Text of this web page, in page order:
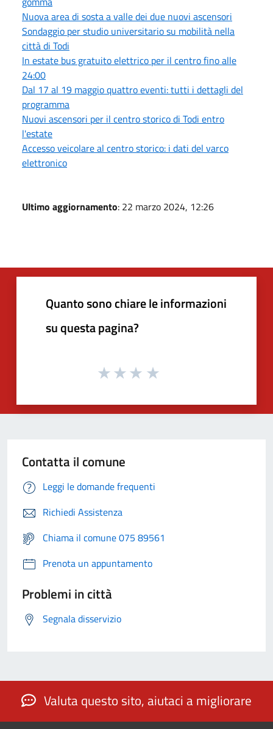
Nuova area di sosta a valle dei due nuovi ascensori
Sondaggio per studio universitario su mobilità nella
città di Todi
In estate bus gratuito elettrico per il centro fino alle
24:00
Dal 17 al 19 maggio quattro eventi: tutti i dettagli del
programma
Nuovi ascensori per il centro storico di Todi entro
l'estate
Accesso veicolare al centro storico: i dati del varco
elettronico
Ultimo aggiornamento: 22 marzo 2024, 12:26
Quanto sono chiare le informazioni
su questa pagina?
Contatta il comune
Leggi le domande frequenti
Richiedi Assistenza
Chiama il comune 075 89561
Prenota un appuntamento
Problemi in città
Segnala disservizio
Valuta questo sito, aiutaci a migliorare